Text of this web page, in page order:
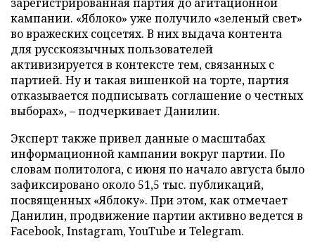
кампании. «Яблоко» уже получило «зеленый свет»
во вражеских соцсетях. В них выдача контента
для русскоязычных пользователей
активизируется в контексте тем, связанных с
партией. Ну и такая вишенкой на торте, партия
отказывается подписывать соглашение о честных
выборах», – подчеркивает Данилин.
Эксперт также привел данные о масштабах
информационной кампании вокруг партии. По
словам политолога, с июня по начало августа было
зафиксировано около 51,5 тыс. публикаций,
посвященных «Яблоку». При этом, как отмечает
Данилин, продвижение партии активно ведется в
Facebook, Instagram, YouTube и Telegram.